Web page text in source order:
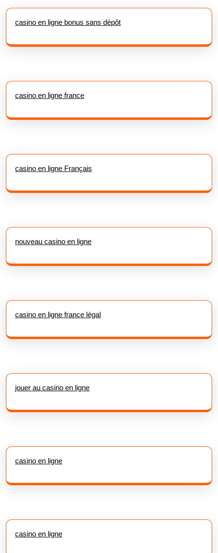
casino en ligne bonus sans dépôt
casino en ligne france
casino en ligne Français
nouveau casino en ligne
casino en ligne france légal
jouer au casino en ligne
casino en ligne
casino en ligne